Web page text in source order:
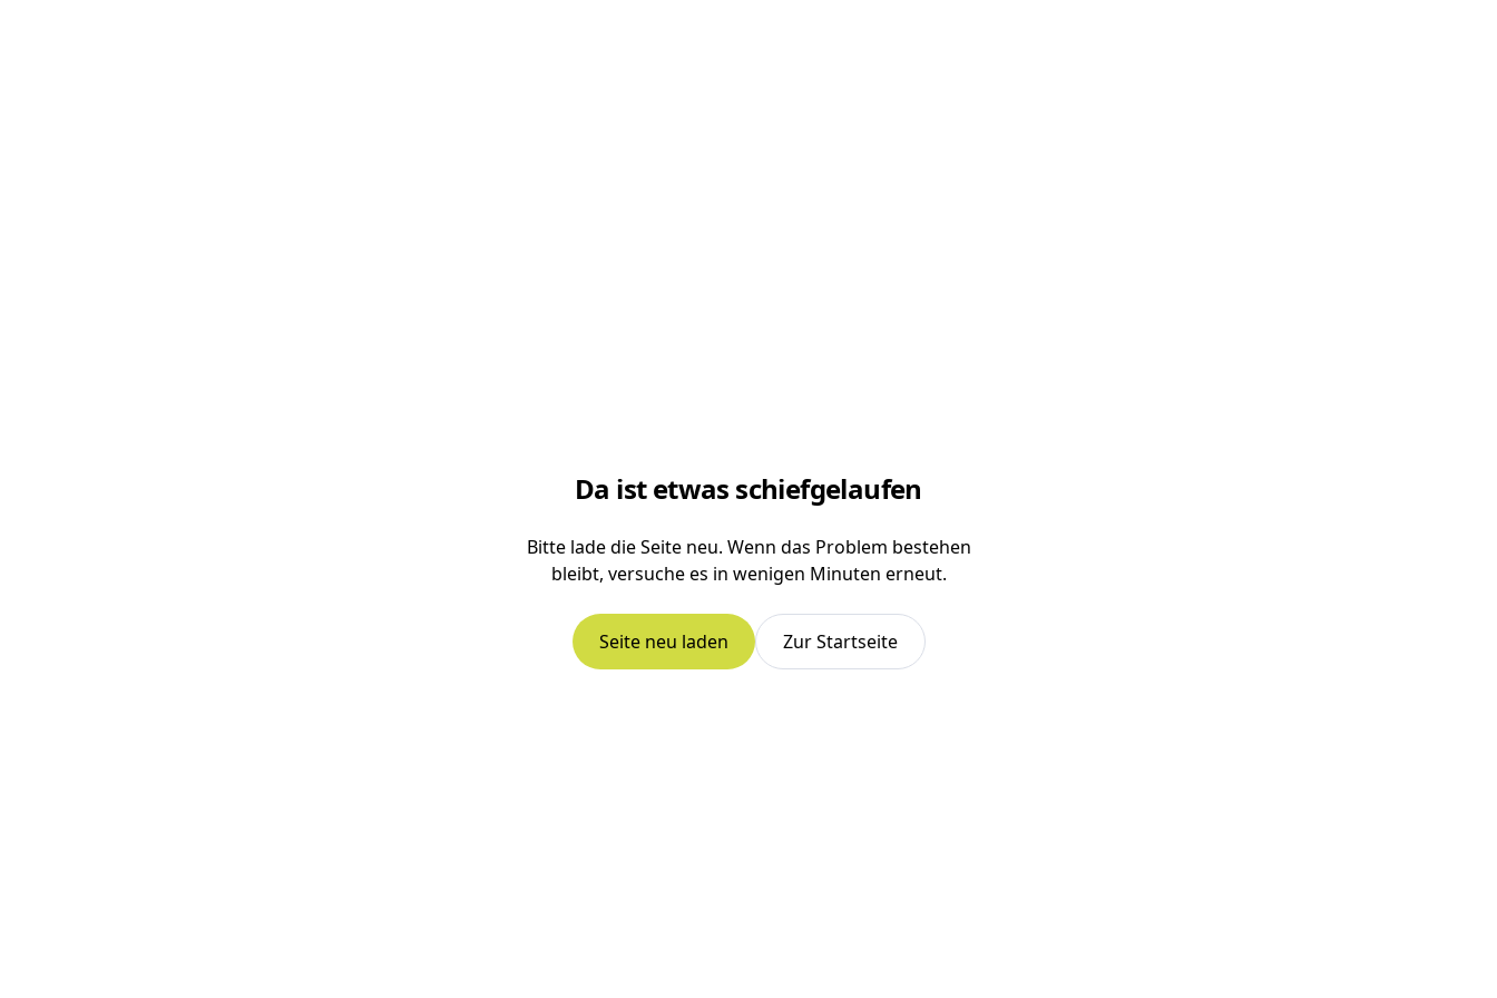
Da ist etwas schiefgelaufen
Bitte lade die Seite neu. Wenn das Problem bestehen
bleibt, versuche es in wenigen Minuten erneut.
Seite neu laden Zur Startseite